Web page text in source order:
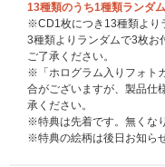
13種類のうち1種類ランダ
※CD1枚につき13種類より
3種類よりランダムで3枚お
ご了承ください。
※「ホログラム入りフォト
合がございますが、製品仕
承ください。
※特典は先着です。無くな
※特典の絵柄は後日お知ら